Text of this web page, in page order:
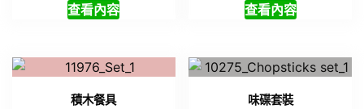
查看內容 查看內容
積木餐具 味碟套裝